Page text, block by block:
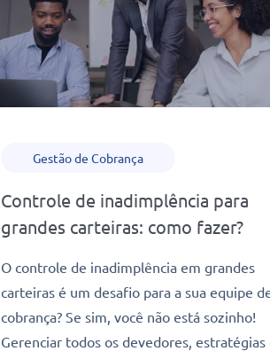
Gestão de Cobrança
Controle de inadimplência para
grandes carteiras: como fazer?
O controle de inadimplência em grandes
carteiras é um desafio para a sua equipe
cobrança? Se sim, você não está sozinho!
Gerenciar todos os devedores, estratégias